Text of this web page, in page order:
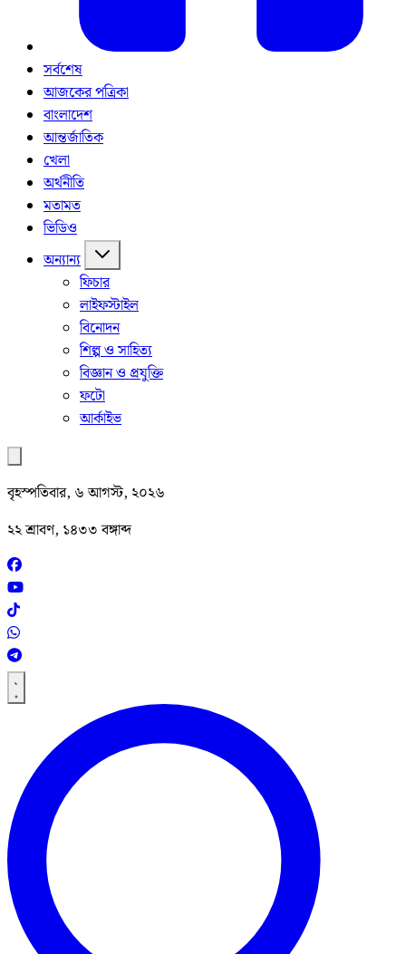
সর্বশেষ
আজকের পত্রিকা
বাংলাদেশ
আন্তর্জাতিক
খেলা
অর্থনীতি
মতামত
ভিডিও
অন্যান্য
ফিচার
লাইফস্টাইল
বিনোদন
শিল্প ও সাহিত্য
বিজ্ঞান ও প্রযুক্তি
ফটো
আর্কাইভ
বৃহস্পতিবার, ৬ আগস্ট, ২০২৬
২২ শ্রাবণ, ১৪৩৩ বঙ্গাব্দ